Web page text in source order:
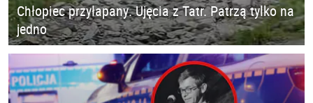
Chłopiec przyłapany. Ujęcia z Tatr. Patrzą tylko na
jedno